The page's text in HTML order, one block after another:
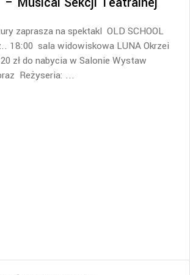
zaprasza na spektakl OLD SCHOOL
18:00 sala widowiskowa LUNA Okrzei
zł do nabycia w Salonie Wystaw
Reżyseria: